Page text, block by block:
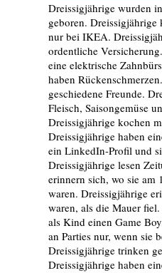
Dreissigjährige wurden
geboren.
nur bei IKEA.
ordentliche
eine elektrische
haben
geschiedene Freunde.
Fleisch, Saisongemüse
Dreissigjährige kochen
Dreissigjährige haben
ein LinkedIn-Profil und
Dreissigjährige lesen
erinnern sich, wo sie am
waren. Dreissigjährige
waren, als die Mauer
als Kind einen Game
an Parties nur, wenn sie
Dreissigjährige trinken
Dreissigjährige haben